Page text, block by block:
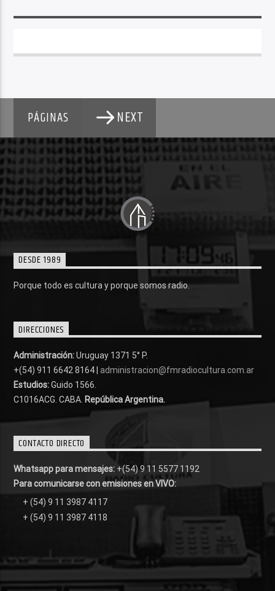
PÁGINAS NEXT
DESDE 1989
Porque todo es cultura y porque somos radio.
DIRECCIONES
Administración:Uruguay 1371 5° P.
+(54) 911 6642 8164 | administracion@fmradiocultura.com.ar
Estudios:Guido 1566.
C1016ACG . CABA. República Argentina.
CONTACTO DIRECTO
Whatsapp para mensajes: +(54) 9 11 5577 1192
Para comunicarse con emisiones en VIVO:
+ (54) 9 11 3987 4117
+ (54) 9 11 3987 4118